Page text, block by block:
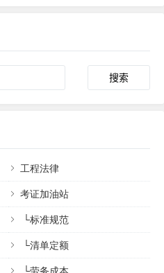
工程法律
考证加油站
└标准规范
└清单定额